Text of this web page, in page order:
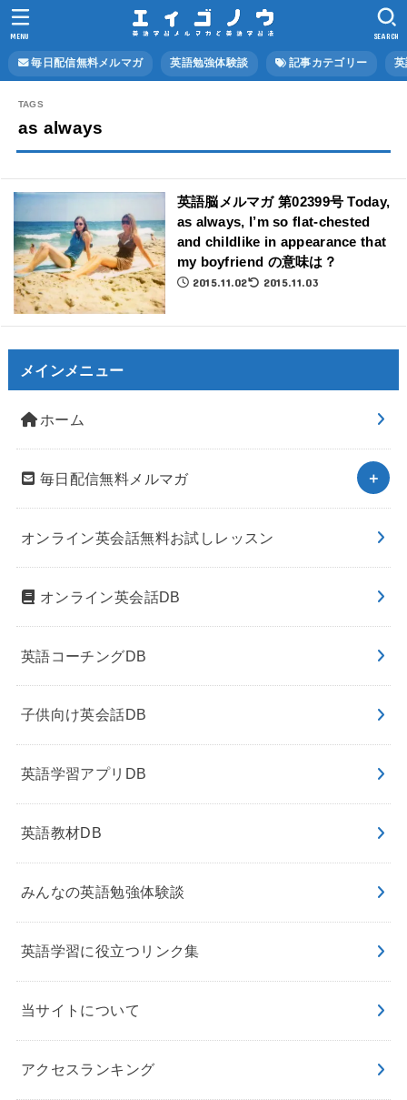
毎日配信無料メルマガ 英語勉強体験談 記事カテゴリー
SEARCH
MENU
as always
英語脳メルマガ 第02399号 Today,
as always, I’m so flat-chested
and childlike in appearance that
my boyfriend の意味は？
2015.11.02 2015.11.03
メインメニュー
ホーム
毎日配信無料メルマガ
オンライン英会話無料お試しレッスン
オンライン英会話DB
英語コーチングDB
子供向け英会話DB
英語学習アプリDB
英語教材DB
みんなの英語勉強体験談
英語学習に役立つリンク集
当サイトについて
アクセスランキング